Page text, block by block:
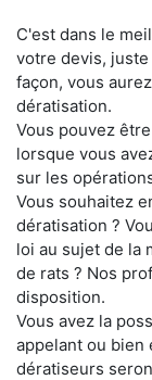
C'est dans le
votre devis,
façon, vous
dératisation.
Vous pouvez
lorsque vous
sur les
Vous souhaitez
dératisation ?
loi au sujet de la
de rats ? Nos
disposition.
Vous avez la
appelant ou bien
dératiseurs